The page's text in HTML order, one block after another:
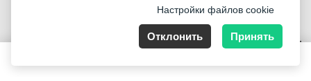
Harju maakond, Tallinn, Kesklinna linnaosa, Pärnu mnt 139b, 11317
Настройки файлов cookie
Отклонить Принять